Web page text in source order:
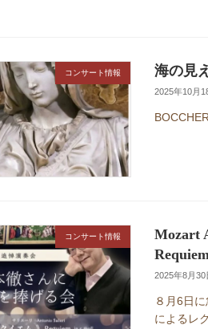
コンサート情報 海の見
2025年10月
コンサート情報
Mozart
2025年8月30
８月6日
によるレ